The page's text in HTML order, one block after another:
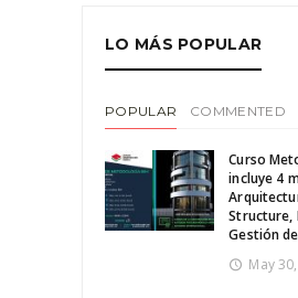
LO MÁS POPULAR
POPULAR COMMENTED
Curso
incluye 4
Structure,
Gestión
May